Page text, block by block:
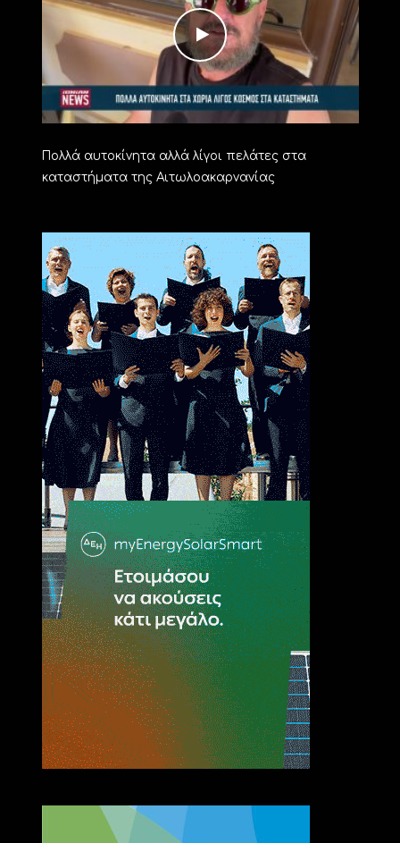
Πολλά αυτοκίνητα αλλά λίγοι πελάτες στα
καταστήματα της Αιτωλοακαρνανίας